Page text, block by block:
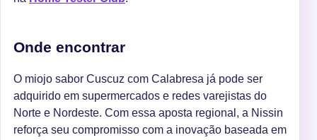
Onde encontrar
O miojo sabor Cuscuz com Calabresa já pode ser
adquirido em supermercados e redes varejistas do
Norte e Nordeste. Com essa aposta regional, a Nissin
reforça seu compromisso com a inovação baseada em